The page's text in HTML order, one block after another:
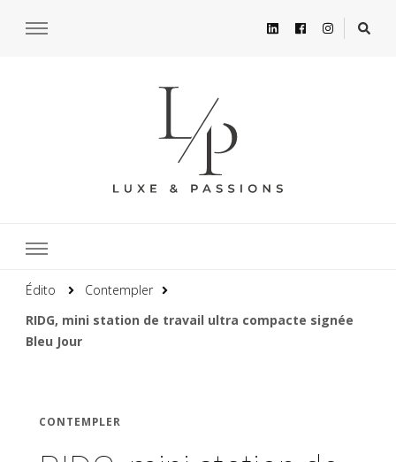
Édito
Contempler
RIDG, mini station de travail ultra compacte signée
Bleu Jour
CONTEMPLER